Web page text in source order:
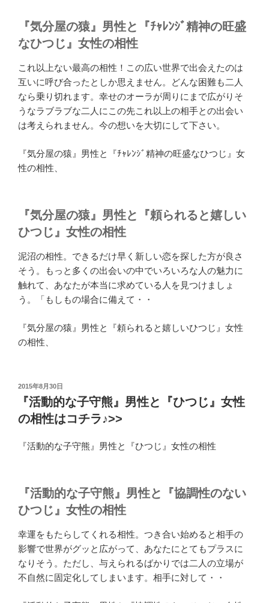
『気分屋の猿』男性と『ﾁｬﾚﾝｼﾞ精神の旺盛
なひつじ』女性の相性
これ以上ない最高の相性！この広い世界で出会えたのは
互いに呼び合ったとしか思えません。どんな困難も二人
なら乗り切れます。幸せのオーラが周りにまで広がりそ
うなラブラブな二人にこの先これ以上の相手との出会い
は考えられません。今の想いを大切にして下さい。
『気分屋の猿』男性と『ﾁｬﾚﾝｼﾞ精神の旺盛なひつじ』女
性の相性、
『気分屋の猿』男性と『頼られると嬉しい
ひつじ』女性の相性
泥沼の相性。できるだけ早く新しい恋を探した方が良さ
そう。もっと多くの出会いの中でいろいろな人の魅力に
触れて、あなたが本当に求めている人を見つけましょ
う。「もしもの場合に備えて・・
『気分屋の猿』男性と『頼られると嬉しいひつじ』女性
の相性、
投
2015年8月30日
『活動的な子守熊』男性と『ひつじ』女性
の相性はコチラ♪>>
『活動的な子守熊』男性と『ひつじ』女性の相性
『活動的な子守熊』男性と『協調性のない
ひつじ』女性の相性
幸運をもたらしてくれる相性。つき合い始めると相手の
影響で世界がグッと広がって、あなたにとてもプラスに
なりそう。ただし、与えられるばかりでは二人の立場が
不自然に固定化してしまいます。相手に対して・・